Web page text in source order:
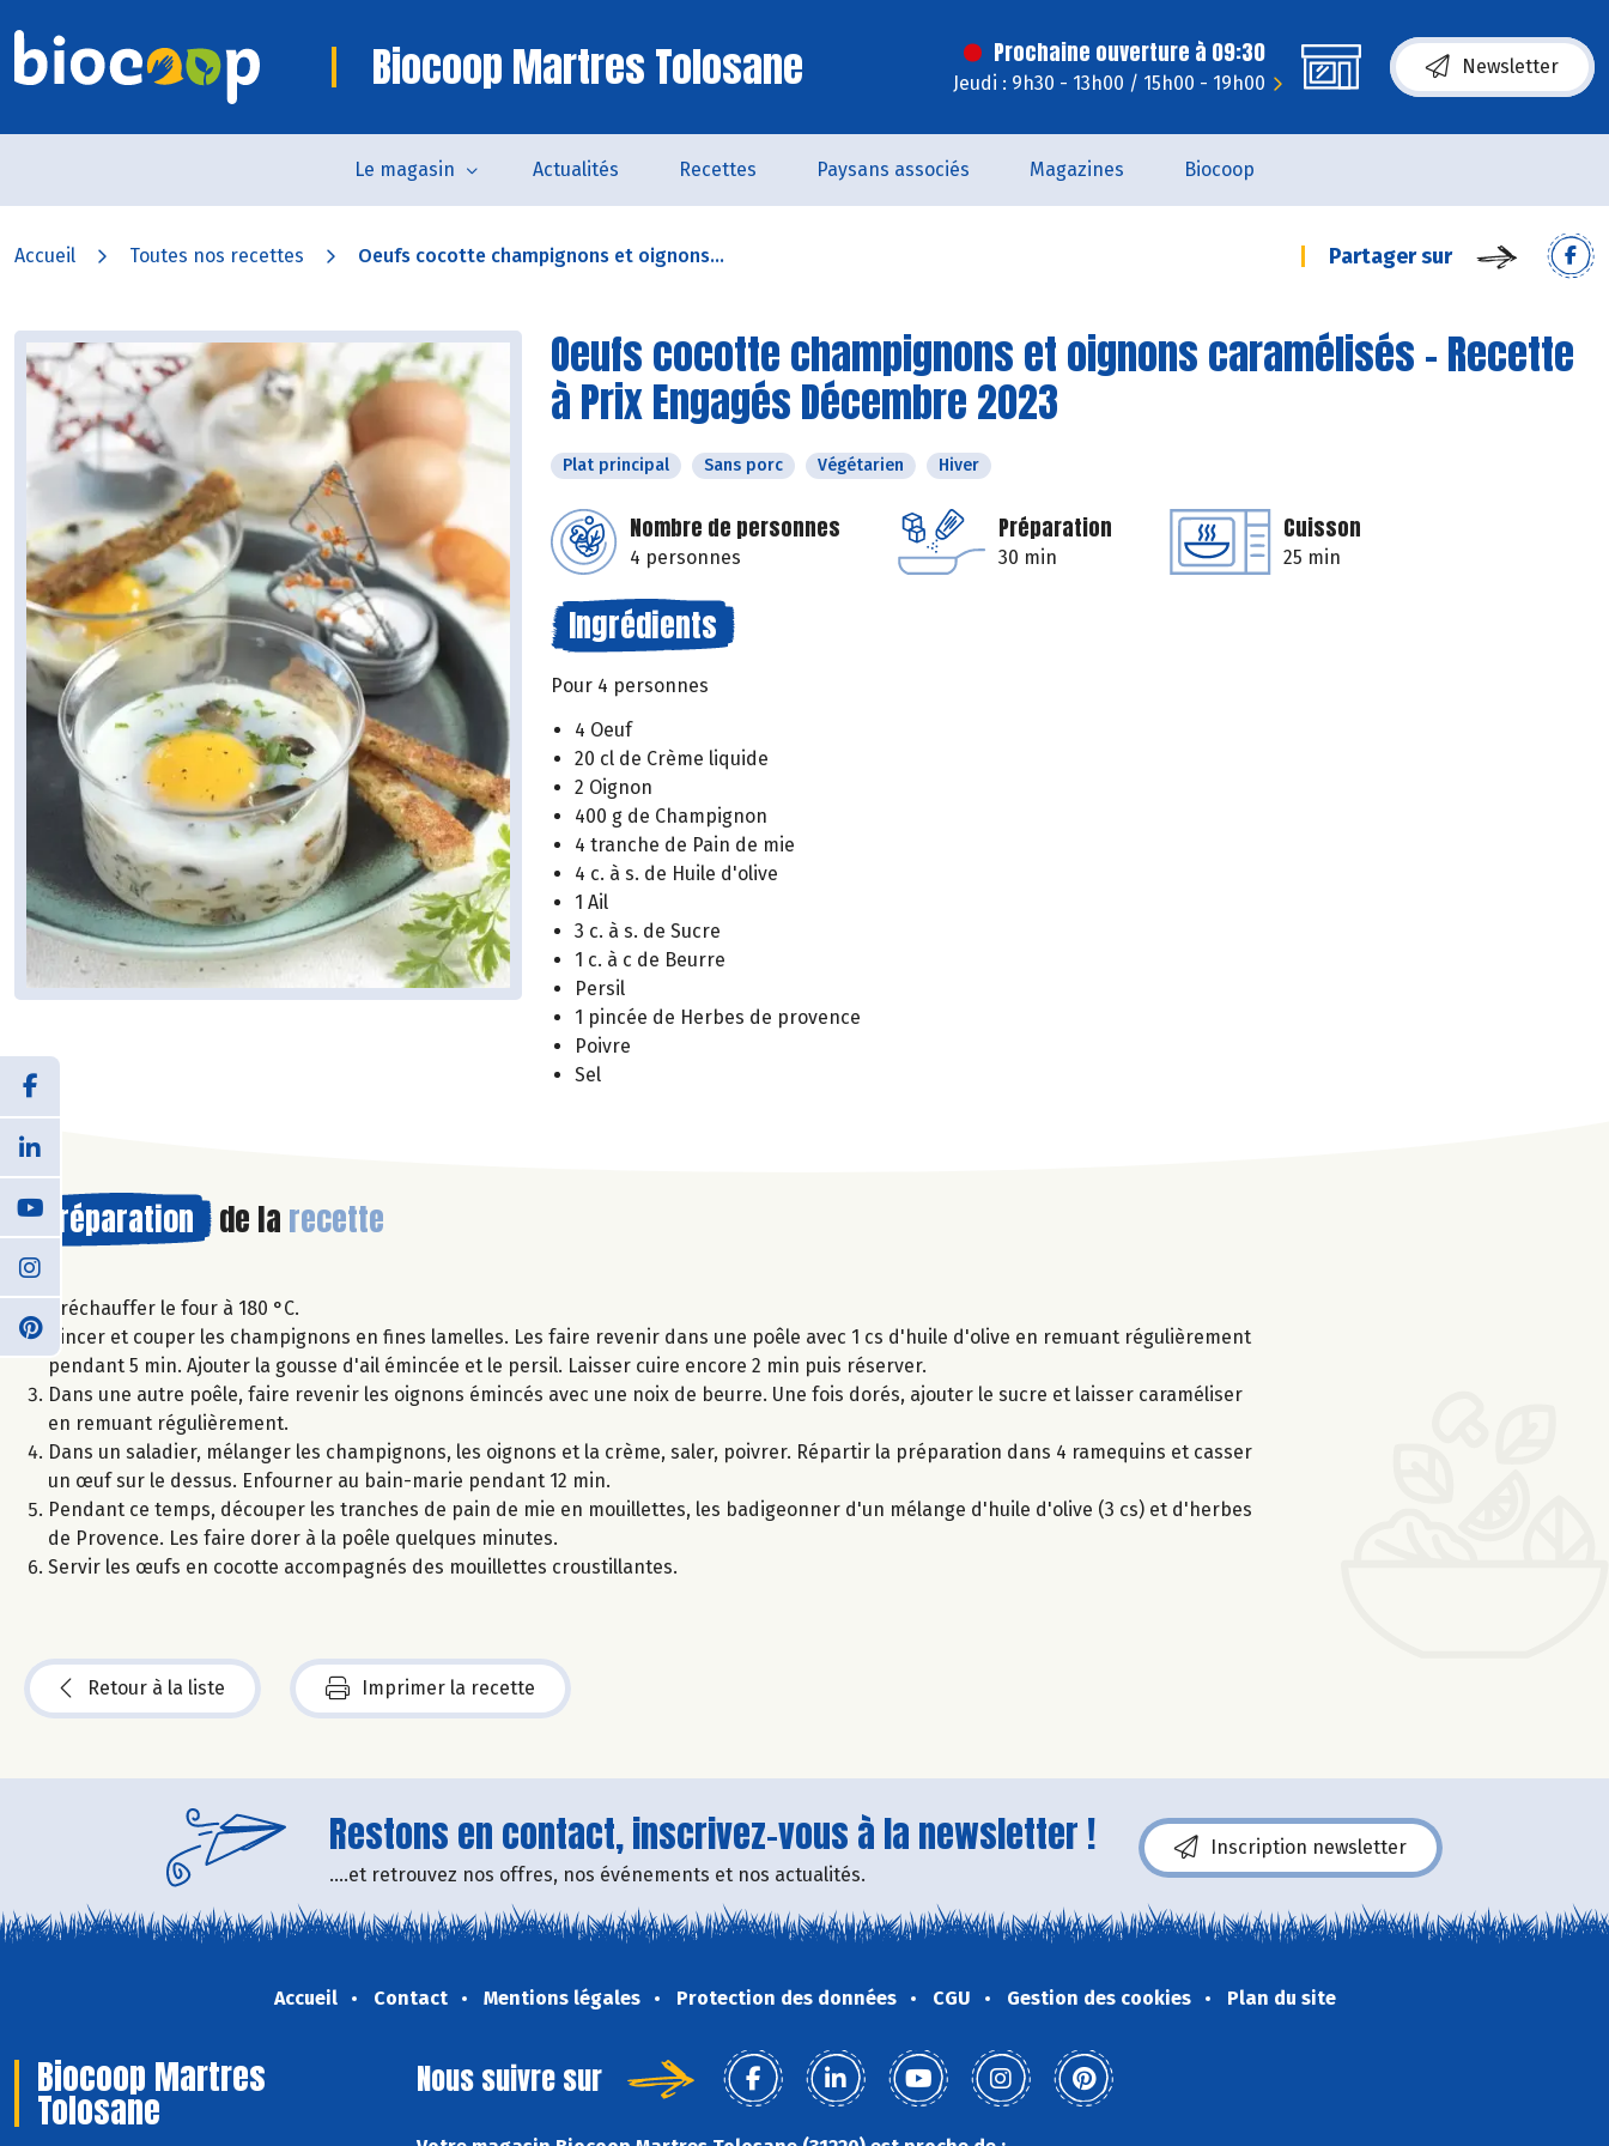
Biocoop Martres Tolosane Prochaine ouverture à 09:30
Jeudi : 9h30 - 13h00 / 15h00 - 19h00
Newsletter
Le magasin Actualités Recettes Paysans associés Magazines Biocoop
Accueil Toutes nos recettes Oeufs cocotte champignons et oignons... Partager sur
Oeufs cocotte champignons et oignons caramélisés - Recette
à Prix Engagés Décembre 2023
Plat principal Sans porc Végétarien Hiver
Nombre de personnes
4 personnes
Préparation
30 min
Cuisson
25 min
Ingrédients
Pour 4 personnes
4 Oeuf
20 cl de Crème liquide
2 Oignon
400 g de Champignon
4 tranche de Pain de mie
4 c. à s. de Huile d'olive
1 Ail
3 c. à s. de Sucre
1 c. à c de Beurre
Persil
1 pincée de Herbes de provence
Poivre
Sel
Préparation de la recette
Préchauffer le four à 180 °C.
Rincer et couper les champignons en fines lamelles. Les faire revenir dans une poêle avec 1 cs d'huile d'olive en remuant régulièrement
pendant 5 min. Ajouter la gousse d'ail émincée et le persil. Laisser cuire encore 2 min puis réserver.
Dans une autre poêle, faire revenir les oignons émincés avec une noix de beurre. Une fois dorés, ajouter le sucre et laisser caraméliser
en remuant régulièrement.
Dans un saladier, mélanger les champignons, les oignons et la crème, saler, poivrer. Répartir la préparation dans 4 ramequins et casser
un œuf sur le dessus. Enfourner au bain-marie pendant 12 min.
Pendant ce temps, découper les tranches de pain de mie en mouillettes, les badigeonner d'un mélange d'huile d'olive (3 cs) et d'herbes
de Provence. Les faire dorer à la poêle quelques minutes.
Servir les œufs en cocotte accompagnés des mouillettes croustillantes.
Retour à la liste Imprimer la recette
Restons en contact, inscrivez-vous à la newsletter !
....et retrouvez nos offres, nos événements et nos actualités.
Inscription newsletter
Accueil Contact Mentions légales Protection des données CGU Gestion des cookies Plan du site
Biocoop Martres
Tolosane
Nous suivre sur